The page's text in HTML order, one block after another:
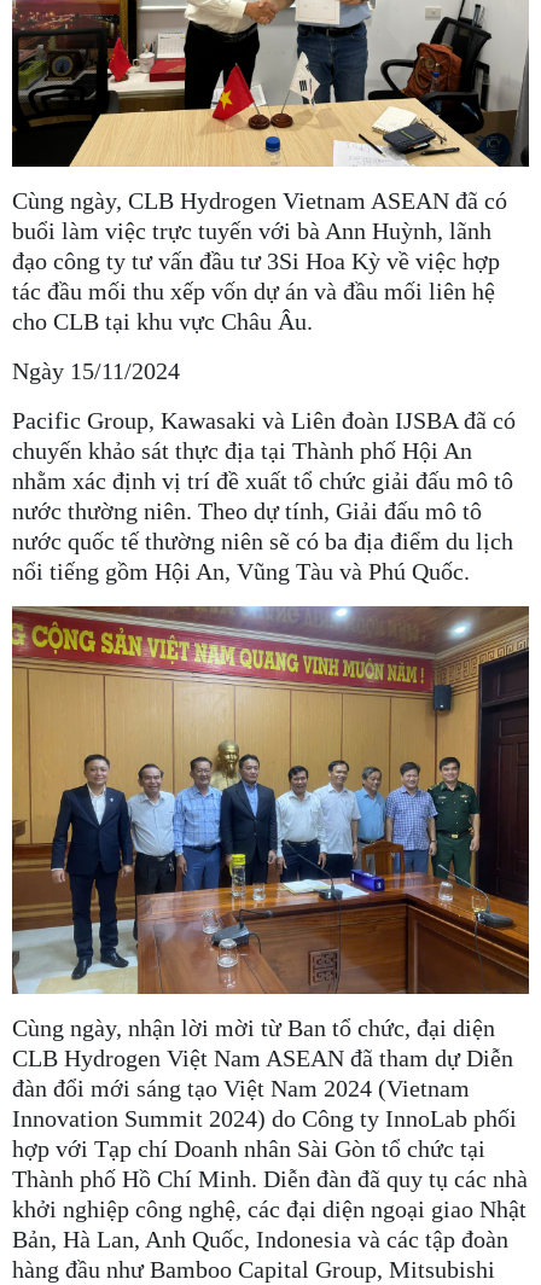
Cùng ngày, CLB Hydrogen Vietnam ASEAN đã có
buổi làm việc trực tuyến với bà Ann Huỳnh, lãnh
đạo công ty tư vấn đầu tư 3Si Hoa Kỳ về việc hợp
tác đầu mối thu xếp vốn dự án và đầu mối liên hệ
cho CLB tại khu vực Châu Âu.
Ngày 15/11/2024
Pacific Group, Kawasaki và Liên đoàn IJSBA đã có
chuyến khảo sát thực địa tại Thành phố Hội An
nhằm xác định vị trí đề xuất tổ chức giải đấu mô tô
nước thường niên. Theo dự tính, Giải đấu mô tô
nước quốc tế thường niên sẽ có ba địa điểm du lịch
nổi tiếng gồm Hội An, Vũng Tàu và Phú Quốc.
Cùng ngày, nhận lời mời từ Ban tổ chức, đại diện
CLB Hydrogen Việt Nam ASEAN đã tham dự Diễn
đàn đổi mới sáng tạo Việt Nam 2024 (Vietnam
Innovation Summit 2024) do Công ty InnoLab phối
hợp với Tạp chí Doanh nhân Sài Gòn tổ chức tại
Thành phố Hồ Chí Minh. Diễn đàn đã quy tụ các nhà
khởi nghiệp công nghệ, các đại diện ngoại giao Nhật
Bản, Hà Lan, Anh Quốc, Indonesia và các tập đoàn
hàng đầu như Bamboo Capital Group, Mitsubishi